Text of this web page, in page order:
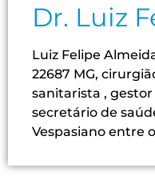
Dr. Luiz
Luiz Felipe
22687 MG,
sanitarista , gestor
secretário de
Vespasiano entre